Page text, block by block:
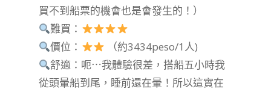
買不到船票的機會也是會發生的！）
難買：
價位：
（約3434peso/1人)
舒適：呃⋯我體驗很差，搭船五小時我
從頭暈船到尾，睡前還在暈！所以這實在